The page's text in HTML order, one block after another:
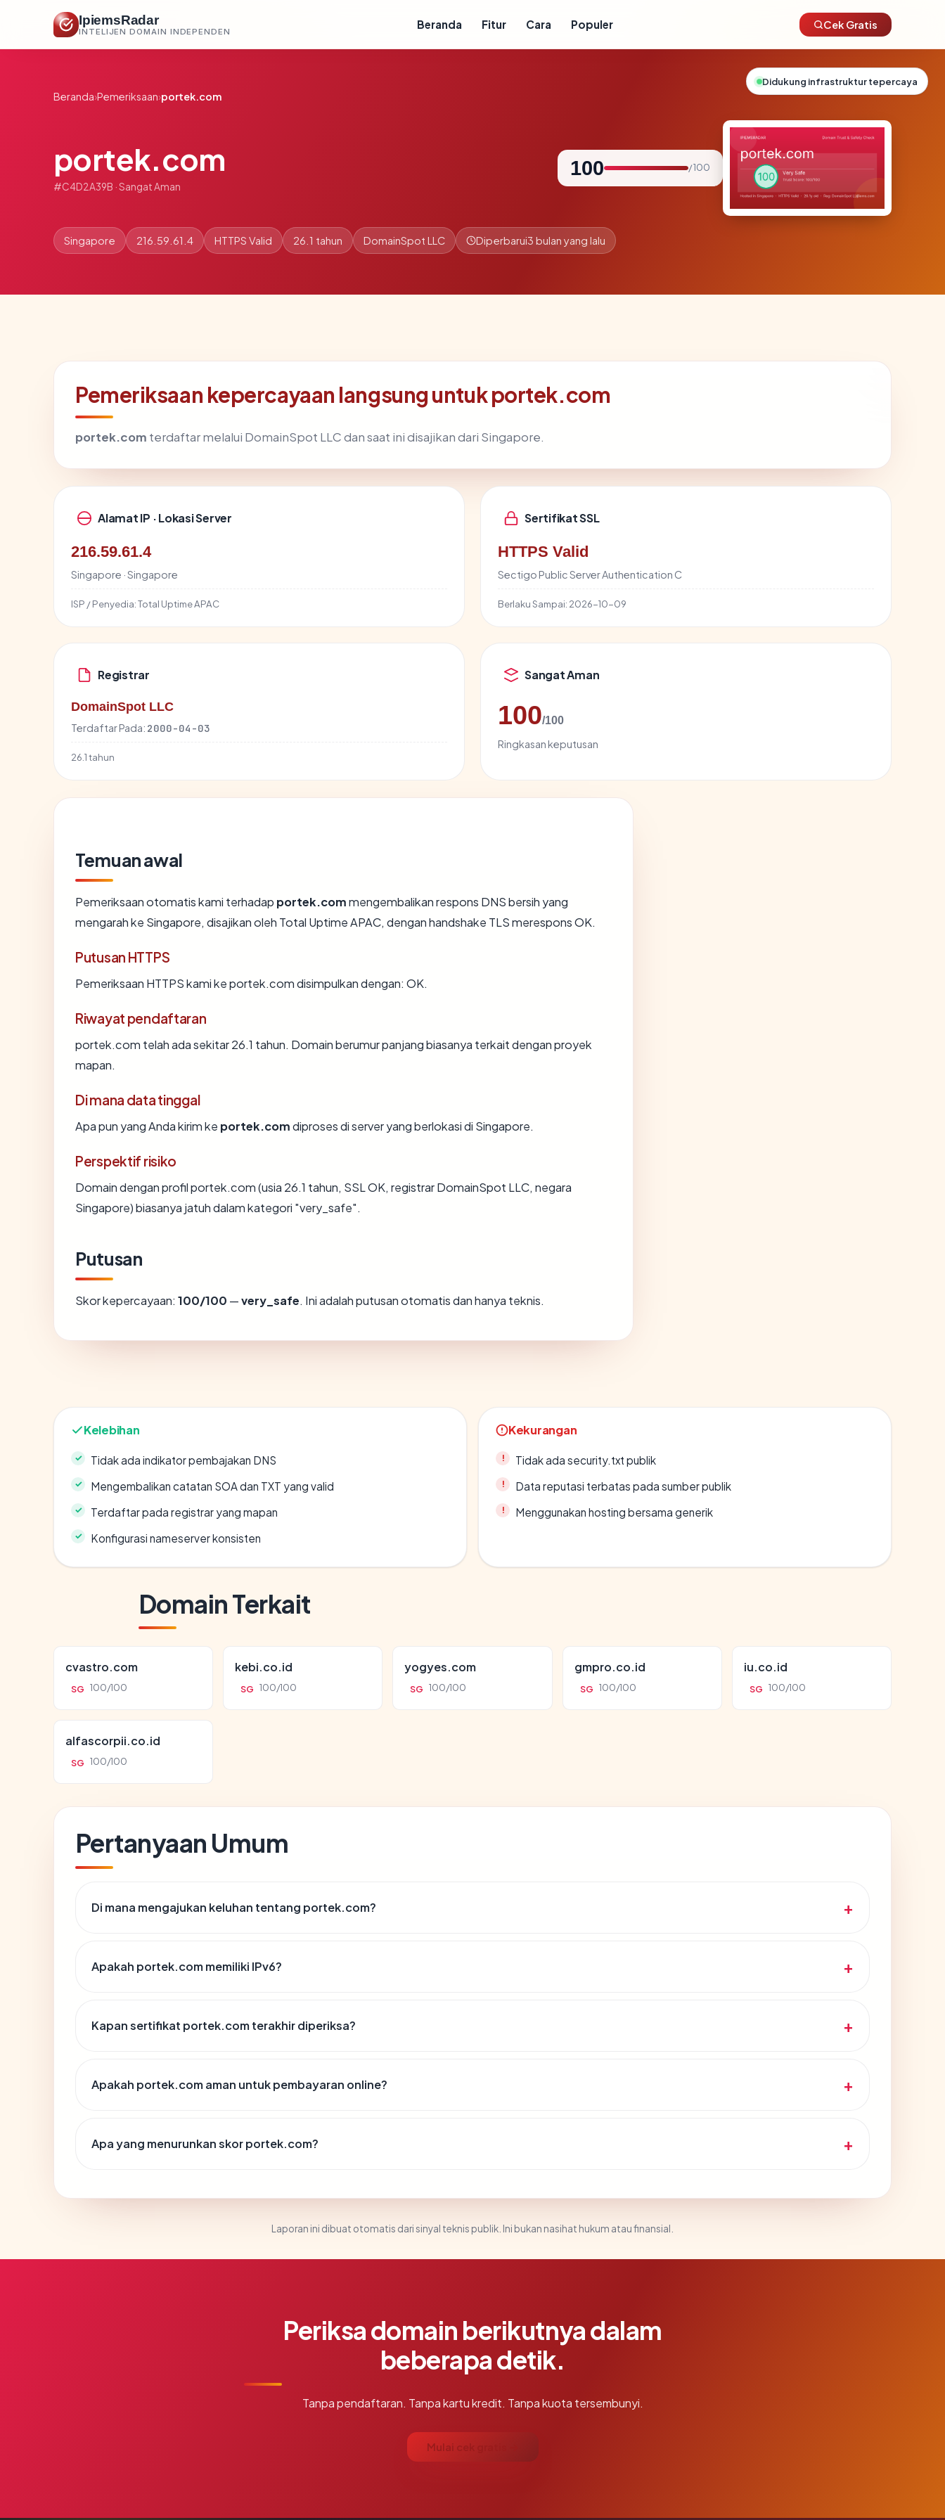
IpiemsRadar
INTELIJEN DOMAIN INDEPENDEN
Beranda Fitur Cara Populer Cek Gratis
Beranda›Pemeriksaan›portek.com
portek.com
#C4D2A39B · Sangat Aman
100 / 100
Singapore 216.59.61.4 HTTPS Valid 26.1 tahun DomainSpot LLC Diperbarui3 bulan yang lalu
Pemeriksaan kepercayaan langsung untuk portek.com
portek.com terdaftar melalui DomainSpot LLC dan saat ini disajikan dari Singapore.
Alamat IP · Lokasi Server
216.59.61.4
Singapore · Singapore
ISP / Penyedia:Total Uptime APAC
Sertifikat SSL
HTTPS Valid
Sectigo Public Server Authentication C
Berlaku Sampai: 2026-10-09
Registrar
DomainSpot LLC
Terdaftar Pada: 2000-04-03
26.1 tahun
Sangat Aman
100/100
Ringkasan keputusan
Temuan awal
Pemeriksaan otomatis kami terhadap portek.commengembalikan respons DNS bersih yang
mengarah ke Singapore, disajikan oleh Total Uptime APAC, dengan handshake TLS merespons OK.
Putusan HTTPS
Pemeriksaan HTTPS kami ke portek.com disimpulkan dengan: OK.
Riwayat pendaftaran
portek.com telah ada sekitar 26.1 tahun. Domain berumur panjang biasanya terkait dengan proyek
mapan.
Di mana data tinggal
Apa pun yang Anda kirim ke portek.comdiproses di server yang berlokasi di Singapore.
Perspektif risiko
Domain dengan profil portek.com (usia 26.1 tahun, SSL OK, registrar DomainSpot LLC, negara
Singapore) biasanya jatuh dalam kategori "very_safe".
Putusan
Skor kepercayaan: 100/100 —very_safe. Ini adalah putusan otomatis dan hanya teknis.
Kelebihan
Tidak ada indikator pembajakan DNS
Mengembalikan catatan SOA dan TXT yang valid
Terdaftar pada registrar yang mapan
Konfigurasi nameserver konsisten
Kekurangan
Tidak ada security.txt publik
Data reputasi terbatas pada sumber publik
Menggunakan hosting bersama generik
Domain Terkait
cvastro.com
SG 100/100
kebi.co.id
SG 100/100
yogyes.com
SG 100/100
gmpro.co.id
SG 100/100
iu.co.id
SG 100/100
alfascorpii.co.id
SG 100/100
Pertanyaan Umum
Di mana mengajukan keluhan tentang portek.com?
Apakah portek.com memiliki IPv6?
Kapan sertifikat portek.com terakhir diperiksa?
Apakah portek.com aman untuk pembayaran online?
Apa yang menurunkan skor portek.com?
Laporan ini dibuat otomatis dari sinyal teknis publik. Ini bukan nasihat hukum atau finansial.
Periksa domain berikutnya dalam
beberapa detik.
Tanpa pendaftaran. Tanpa kartu kredit. Tanpa kuota tersembunyi.
Mulai cek gratis →
Didukung infrastruktur tepercaya